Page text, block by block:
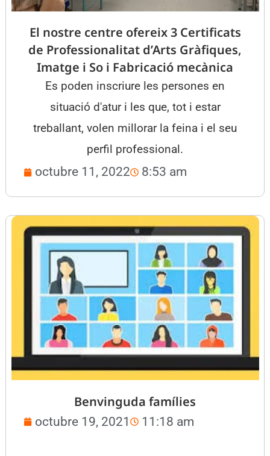
El nostre centre ofereix 3 Certificats
de Professionalitat d’Arts Gràfiques,
Imatge i So i Fabricació mecànica
Es poden inscriure les persones en
situació d'atur i les que, tot i estar
treballant, volen millorar la feina i el seu
perfil professional.
octubre 11, 2022 8:53 am
Benvinguda famílies
octubre 19, 2021 11:18 am